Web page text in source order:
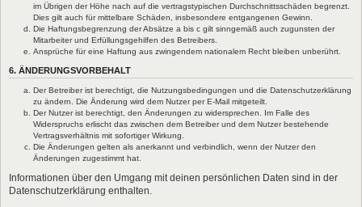
im Übrigen der Höhe nach auf die vertragstypischen Durchschnittsschäden begrenzt.
Dies gilt auch für mittelbare Schäden, insbesondere entgangenen Gewinn.
Die Haftungsbegrenzung der Absätze a bis c gilt sinngemäß auch zugunsten der
Mitarbeiter und Erfüllungsgehilfen des Betreibers.
Ansprüche für eine Haftung aus zwingendem nationalem Recht bleiben unberührt.
6. ÄNDERUNGSVORBEHALT
Der Betreiber ist berechtigt, die Nutzungsbedingungen und die Datenschutzerklärung
zu ändern. Die Änderung wird dem Nutzer per E-Mail mitgeteilt.
Der Nutzer ist berechtigt, den Änderungen zu widersprechen. Im Falle des
Widerspruchs erlischt das zwischen dem Betreiber und dem Nutzer bestehende
Vertragsverhältnis mit sofortiger Wirkung.
Die Änderungen gelten als anerkannt und verbindlich, wenn der Nutzer den
Änderungen zugestimmt hat.
Informationen über den Umgang mit deinen persönlichen Daten sind in der
Datenschutzerklärung enthalten.